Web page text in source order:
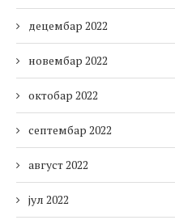
децембар 2022
новембар 2022
октобар 2022
септембар 2022
август 2022
јул 2022